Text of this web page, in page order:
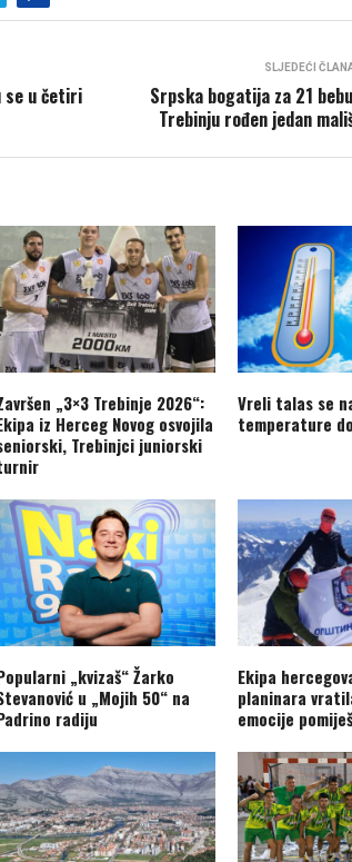
se u četiri
SLJEDEĆI
Srpska bogatija za 21
Trebinju rođen jedan
„3×3 Trebinje 2026“:
iz Herceg Novog osvojila
Trebinjci juniorski
Vreli talas se
temperature
„kvizaš“ Žarko
u „Mojih 50“ na
radiju
Ekipa
planinara
emocije